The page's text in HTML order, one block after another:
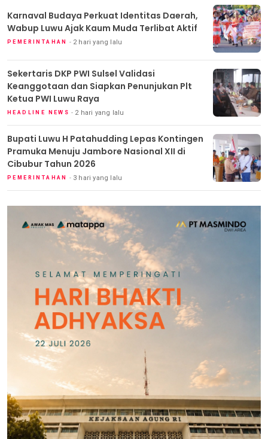
Karnaval Budaya Perkuat Identitas Daerah,
Wabup Luwu Ajak Kaum Muda Terlibat Aktif
PEMERINTAHAN 2 hari yang lalu
Sekertaris DKP PWI Sulsel Validasi
Keanggotaan dan Siapkan Penunjukan Plt
Ketua PWI Luwu Raya
HEADLINE NEWS 2 hari yang lalu
Bupati Luwu H Patahudding Lepas Kontingen
Pramuka Menuju Jambore Nasional XII di
Cibubur Tahun 2026
PEMERINTAHAN 3 hari yang lalu